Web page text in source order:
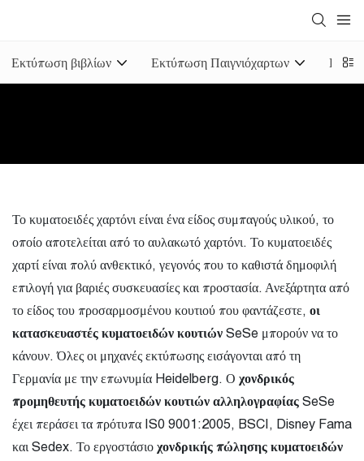
Εκτύπωση βιβλίων Εκτύπωση Παιγνιόχαρτων
Το κυματοειδές χαρτόνι είναι ένα είδος συμπαγούς υλικού, το
οποίο αποτελείται από το αυλακωτό χαρτόνι. Το κυματοειδές
χαρτί είναι πολύ ανθεκτικό, γεγονός που το καθιστά δημοφιλή
επιλογή για βαριές συσκευασίες και προστασία. Ανεξάρτητα από
το είδος του προσαρμοσμένου κουτιού που φαντάζεστε, οι
κατασκευαστές κυματοειδών κουτιών SeSe μπορούν να το
κάνουν. Όλες οι μηχανές εκτύπωσης εισάγονται από τη
Γερμανία με την επωνυμία Heidelberg. Ο χονδρικός
προμηθευτής κυματοειδών κουτιών αλληλογραφίας SeSe
έχει περάσει τα πρότυπα IS0 9001:2005, BSCI, Disney Fama
και Sedex. Το εργοστάσιο χονδρικής πώλησης κυματοειδών